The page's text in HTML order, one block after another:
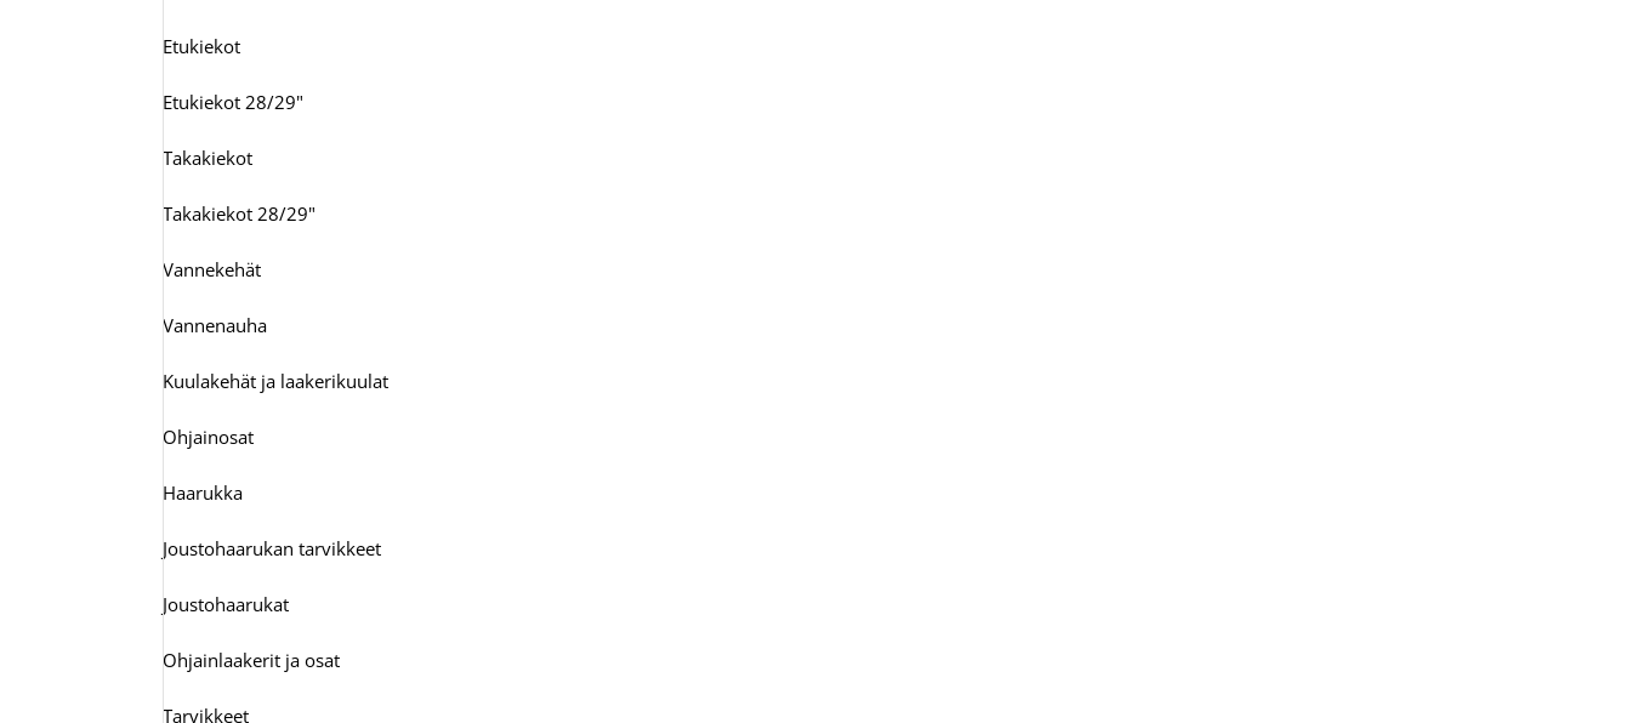
Etukiekot
Etukiekot 28/29"
Takakiekot
Takakiekot 28/29"
Vannekehät
Vannenauha
Kuulakehät ja laakerikuulat
Ohjainosat
Haarukka
Joustohaarukan tarvikkeet
Joustohaarukat
Ohjainlaakerit ja osat
Tarvikkeet